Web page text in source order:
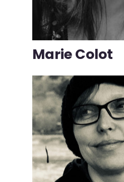
Marie Colot